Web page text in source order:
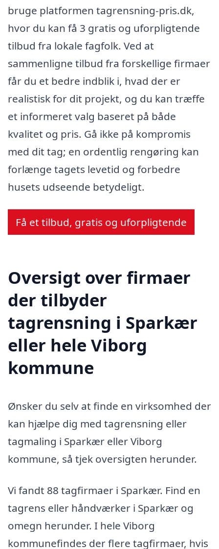
bruge platformen tagrensning-pris.dk,
hvor du kan få 3 gratis og uforpligtende
tilbud fra lokale fagfolk. Ved at
sammenligne tilbud fra forskellige firmaer
får du et bedre indblik i, hvad der er
realistisk for dit projekt, og du kan træffe
et informeret valg baseret på både
kvalitet og pris. Gå ikke på kompromis
med dit tag; en ordentlig rengøring kan
forlænge tagets levetid og forbedre
husets udseende betydeligt.
Få et tilbud, gratis og uforpligtende
Oversigt over firmaer
der tilbyder
tagrensning i Sparkær
eller hele Viborg
kommune
Ønsker du selv at finde en virksomhed der
kan hjælpe dig med tagrensning eller
tagmaling i Sparkær eller Viborg
kommune, så tjek oversigten herunder.
Vi fandt 88 tagfirmaer i Sparkær. Find en
tagrens eller håndværker i Sparkær og
omegn herunder. I hele Viborg
kommunefindes der flere tagfirmaer, hvis